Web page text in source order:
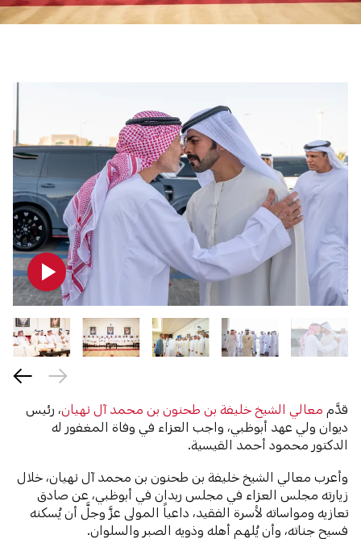
قدَّم معالي الشيخ خليفة بن طحنون بن محمد آل نهيان، رئيس
ديوان ولي عهد أبوظبي، واجب العزاء في وفاة المغفور له
الدكتور محمود أحمد القيسية.
وأعرب معالي الشيخ خليفة بن طحنون بن محمد آل نهيان، خلال
زيارته مجلس العزاء في مجلس ربدان في أبوظبي، عن صادق
تعازيه ومواساته لأسرة الفقيد، داعياً المولى عزَّ وجلَّ أن يُسكنه
فسيح جناته، وأن يُلهم أهله وذويه الصبر والسلوان.